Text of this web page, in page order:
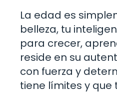
La edad es
belleza, tu
para crecer,
reside en su
con fuerza y
tiene límites y que